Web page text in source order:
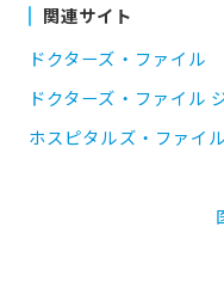
関連サイト
ドクターズ・ファイル
ドクターズ・ファイル
ホスピタルズ・ファイル